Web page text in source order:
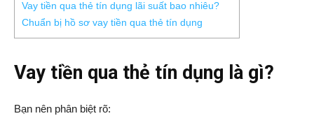
Vay tiền qua thẻ tín dụng lãi suất bao nhiêu?
Chuẩn bị hồ sơ vay tiền qua thẻ tín dụng
Vay tiền qua thẻ tín dụng là gì?
Bạn nên phân biệt rõ: